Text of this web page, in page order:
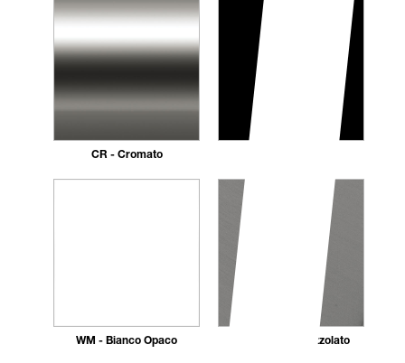
CR - Cromato
WM - Bianco Opaco AC - Nickel Spazzolato